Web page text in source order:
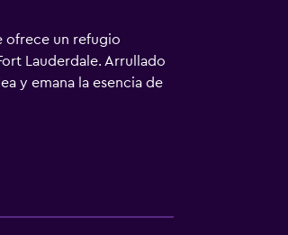
ofrece un refugio
Lauderdale. Arrullado
y emana la esencia de